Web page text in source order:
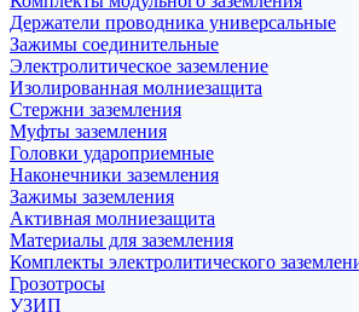
Держатели проводника универсальные
Зажимы соединительные
Электролитическое заземление
Изолированная молниезащита
Стержни заземления
Муфты заземления
Головки удароприемные
Наконечники заземления
Зажимы заземления
Активная молниезащита
Материалы для заземления
Комплекты электролитического
Грозотросы
УЗИП